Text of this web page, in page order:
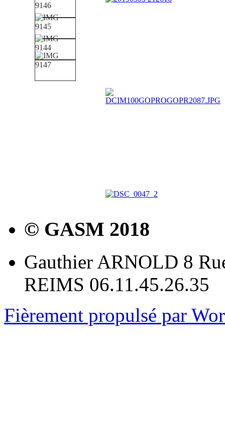
© GASM 2018
Gauthier ARNOLD 8
REIMS 06.11.45.26.35
Fièrement propulsé par